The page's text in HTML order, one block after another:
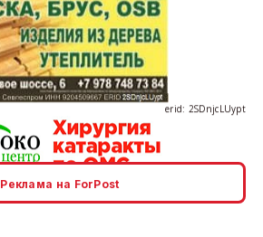
Реклама на ForPost